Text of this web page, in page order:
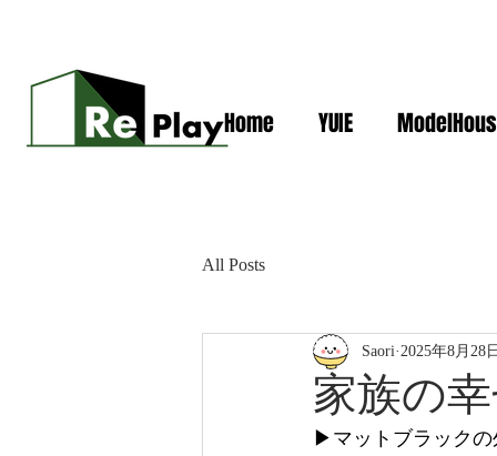
Home YUIE
All Posts
家族の
Saori 2025年8月28
▶マットブラックの